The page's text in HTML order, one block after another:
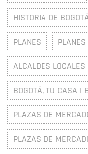
HISTORIA DE BOGOTÁ
PLANES PLANES
ALCALDES LOCALES
BOGOTÁ, TU CASA |
PLAZAS DE
PLAZAS DE